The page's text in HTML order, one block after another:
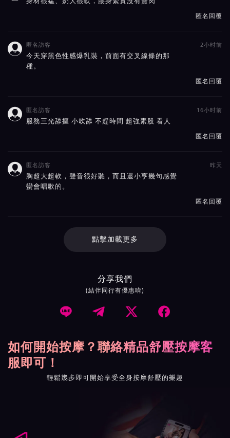
匿名回覆
 匿名訪客 2小时前
今天穿黑色性感爆乳裝，前面有交叉線條的那
種。
匿名回覆
 匿名訪客 16小时前
服務三光舔摳 小吹舔 不趕時間 超強素股 看人
匿名回覆
 匿名訪客 昨天
胸超大超軟，聲音很好聽，而且還小亨幾句感覺
蠻會唱歌的。
匿名回覆
點擊加載更多
分享我們
(結伴同行有優惠唷)
   
如何開始按摩？聯絡精品舒壓按摩客
服即可！
輕鬆幾步即可開始享受全身按摩舒壓的樂趣